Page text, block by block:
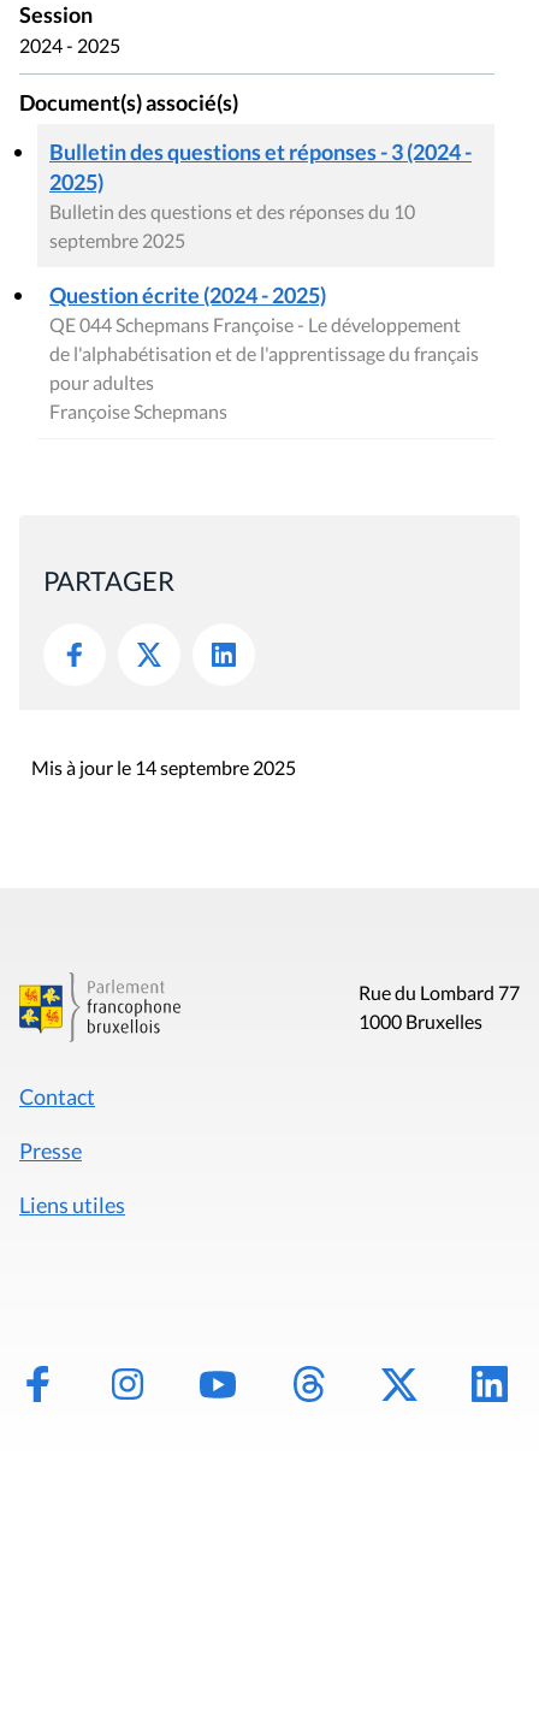
Session
2024 - 2025
Document(s) associé(s)
Bulletin des questions et réponses - 3 (2024 -
2025)
Bulletin des questions et des réponses du 10
septembre 2025
Question écrite (2024 - 2025)
QE 044 Schepmans Françoise - Le développement
de l'alphabétisation et de l'apprentissage du français
pour adultes
Françoise Schepmans
PARTAGER
Mis à jour le 14 septembre 2025
Rue du Lombard 77
1000 Bruxelles
Contact
Presse
Liens utiles